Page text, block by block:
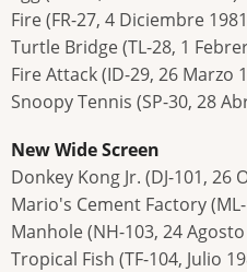
Fire (FR-27, 4 Diciembre
Turtle Bridge (TL-28, 1
Fire Attack (ID-29, 26 Marzo
Snoopy Tennis (SP-30, 28
New Wide Screen
Donkey Kong Jr. (DJ-101, 26
Mario's Cement Factory
Manhole (NH-103, 24
Tropical Fish (TF-104, Julio